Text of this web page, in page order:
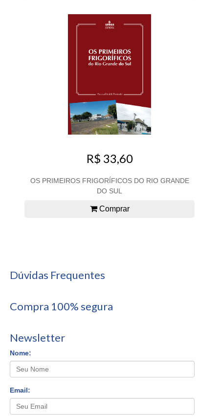
R$ 33,60
OS PRIMEIROS FRIGORÍFICOS DO RIO GRANDE
DO SUL
Comprar
Dúvidas Frequentes
Compra 100% segura
Newsletter
Nome:
Email: